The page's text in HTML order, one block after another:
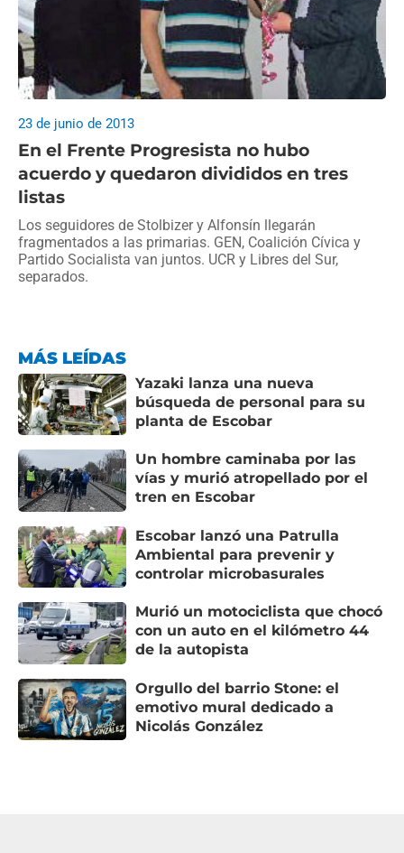
En el Frente Progresista no hubo
acuerdo y quedaron divididos en tres
listas
23 de junio de 2013
Los seguidores de Stolbizer y Alfonsín llegarán
fragmentados a las primarias. GEN, Coalición Cívica y
Partido Socialista van juntos. UCR y Libres del Sur,
separados.
MÁS LEÍDAS
Yazaki lanza una nueva
búsqueda de personal para su
planta de Escobar
Un hombre caminaba por las
vías y murió atropellado por el
tren en Escobar
Escobar lanzó una Patrulla
Ambiental para prevenir y
controlar microbasurales
Murió un motociclista que chocó
con un auto en el kilómetro 44
de la autopista
Orgullo del barrio Stone: el
emotivo mural dedicado a
Nicolás González